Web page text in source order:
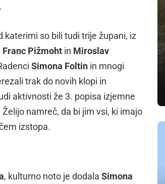
.
katerimi so bili tudi trije župani, iz
Franc Pižmoht in Miroslav
Simona Foltin in mnogi
trak do novih klopi in
aktivnosti že 3. popisa izjemne
namreč, da bi jim vsi, ki imajo
izstopa.
, kulturno noto je dodala Simona